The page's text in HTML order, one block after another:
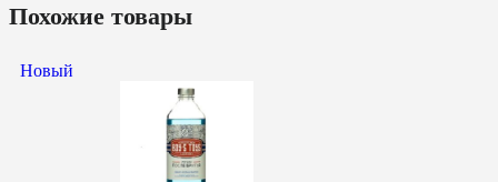
Похожие товары
Новый